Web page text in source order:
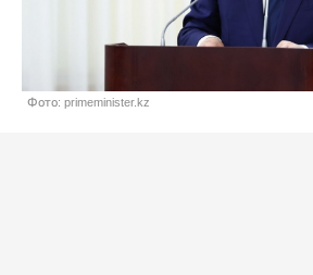
Фото: primeminister.kz